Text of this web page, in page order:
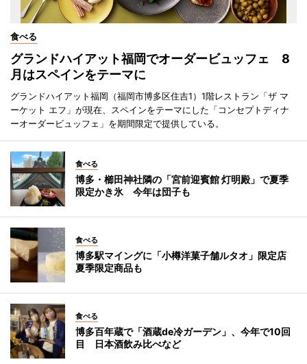
食べる
グランドハイアット福岡でオーダービュッフェ 8
月はスペインをテーマに
グランドハイアット福岡（福岡市博多区住吉1）1階レストラン「ザ マ
ーケット エフ」が現在、スペインをテーマにした「コンセプトディナ
ーオーダービュッフェ」を期間限定で提供している。
食べる
博多・櫛田神社隣の「宮前迎賓館 灯明殿」で夏季
限定かき氷 今年は団子も
食べる
博多駅マイングに「小樽洋菓子舗ルタオ」限定店
夏季限定商品も
食べる
博多百年蔵で「酒蔵de冷ガーデン」、今年で10回
目 日本酒飲み比べなど